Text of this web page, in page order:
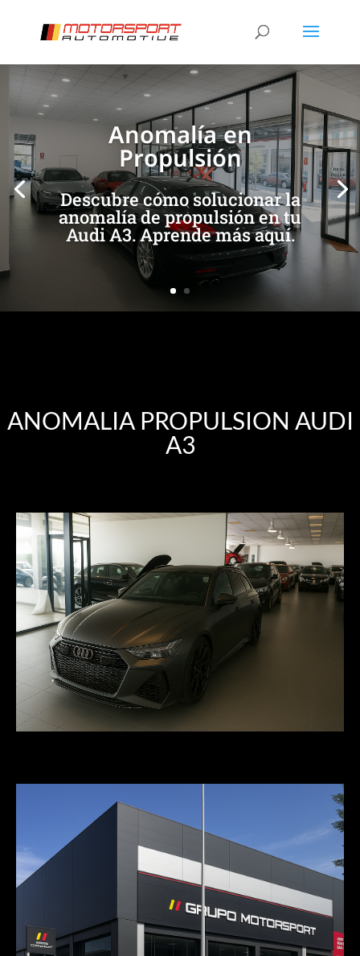
Anomalía en
Propulsión
Descubre cómo solucionar la
anomalía de propulsión en tu
Audi A3. Aprende más aquí.
[/et_pb_slide] [/et_pb_slide]
ANOMALIA PROPULSION AUDI
A3